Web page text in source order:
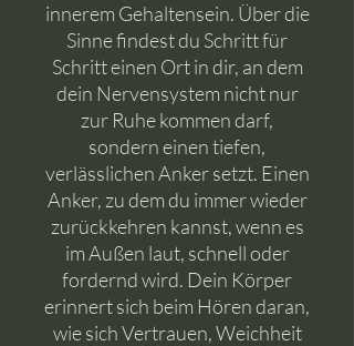
innerem Gehaltensein. Über die
Sinne findest du Schritt für
Schritt einen Ort in dir, an dem
dein Nervensystem nicht nur
zur Ruhe kommen darf,
sondern einen tiefen,
verlässlichen Anker setzt. Einen
Anker, zu dem du immer wieder
zurückkehren kannst, wenn es
im Außen laut, schnell oder
fordernd wird. Dein Körper
erinnert sich beim Hören daran,
wie sich Vertrauen, Weichheit